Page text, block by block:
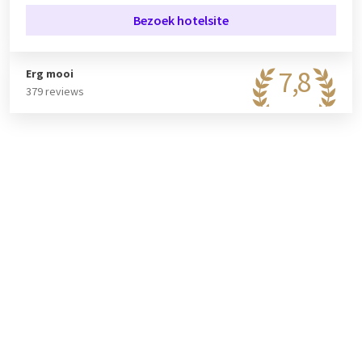
In het hotel vindt u het unieke vergaderpark Hotel Hamburg-
Zowel zakelijk als particulier. Daarnaast zijn er met 6
multifunctionele zalen verschillende mogelijkheden voor een
Bezoek hotelsite
7,8
Erg mooi
379 reviews